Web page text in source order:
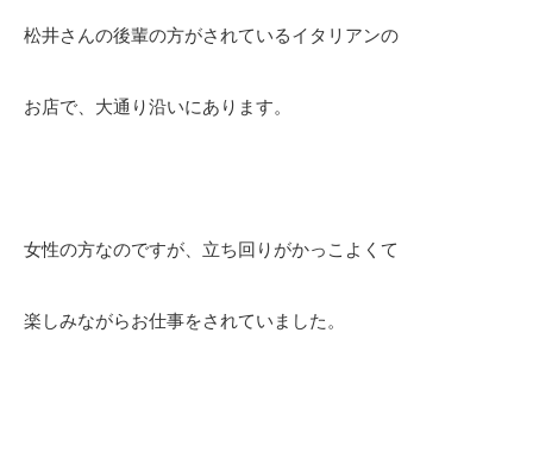
松井さんの後輩の方がされているイタリアンの
お店で、大通り沿いにあります。
女性の方なのですが、立ち回りがかっこよくて
楽しみながらお仕事をされていました。